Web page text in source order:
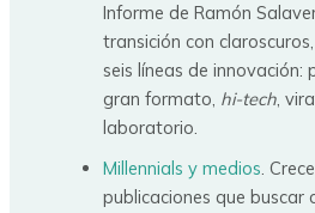
Informe de Ramón
transición con
seis líneas de
gran formato, hi-tech,
laboratorio.
Millennials y medios.
publicaciones que buscar